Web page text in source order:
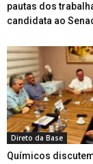
pautas dos
candidata ao
Direto da Base
Químicos